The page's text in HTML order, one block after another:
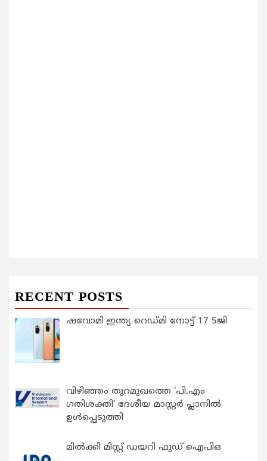
RECENT POSTS
ഷവോമി ഇന്ത്യ റെഡ്മി നോട്ട് 17 5ജി
വിഴിഞ്ഞം തുറമുഖത്തെ ‘പി.എം
ഗതിശക്തി’ ദേശീയ മാസ്റ്റർ പ്ലാനിൽ
ഉൾപ്പെടുത്തി
മിൽക്കി മിസ്റ്റ് ഡയറി ഫുഡ് ഐപിഒ